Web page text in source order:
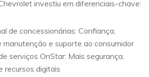
investiu em diferenciais-chave:
de concessionárias: Confiança,
manutenção e suporte ao consumidor
serviços OnStar: Mais segurança,
recursos digitais